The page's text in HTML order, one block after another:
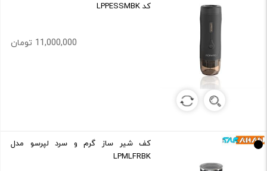
کد LPPESSMBK
11,000,000 تومان
کف شیر ساز گرم و سرد لپرسو مدل
LPMLFRBK